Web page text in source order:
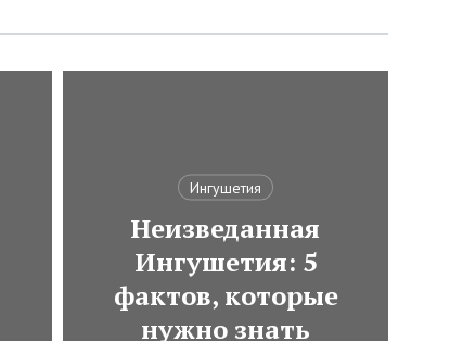
Ингушетия
Неизведанная
Ингушетия: 5
фактов, которые
нужно знать